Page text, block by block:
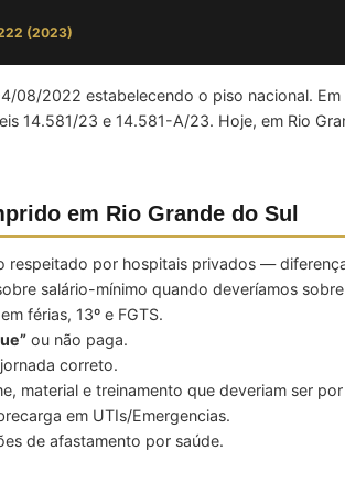
(2023)
08/2022 estabelecendo o piso nacional.
14.581/23 e 14.581-A/23. Hoje, em Rio
em Rio Grande do Sul
respeitado por hospitais privados —
salário-mínimo quando deveríamos
férias, 13º e FGTS.
ou não paga.
correto.
material e treinamento que deveriam ser
em UTIs/Emergencias.
de afastamento por saúde.